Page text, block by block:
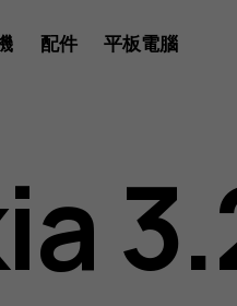
配件 平板電腦